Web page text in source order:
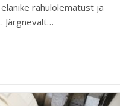
rahulolematust ja
Järgnevalt…